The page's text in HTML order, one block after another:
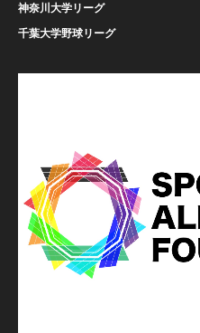
神奈川大学リーグ
千葉大学野球リーグ